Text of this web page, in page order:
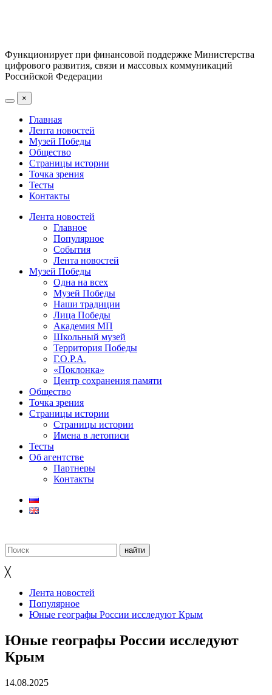
Функционирует при финансовой поддержке Министерства
цифрового развития, связи и массовых коммуникаций
Российской Федерации
×
Главная
Лента новостей
Музей Победы
Общество
Страницы истории
Точка зрения
Тесты
Контакты
Лента новостей
Главное
Популярное
События
Лента новостей
Музей Победы
Одна на всех
Музей Победы
Наши традиции
Лица Победы
Академия МП
Школьный музей
Территория Победы
Г.О.Р.А.
«Поклонка»
Центр сохранения памяти
Общество
Точка зрения
Страницы истории
Страницы истории
Имена в летописи
Тесты
Об агентстве
Партнеры
Контакты
╳
Лента новостей
Популярное
Юные географы России исследуют Крым
Юные географы России исследуют
Крым
14.08.2025